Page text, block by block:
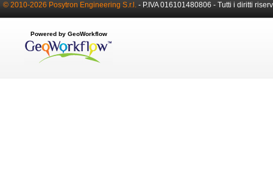
© 2010-2026 Posytron Engineering S.r.l. - P.IVA 016101480806 - Tutti i diritti
Powered by GeoWorkflow